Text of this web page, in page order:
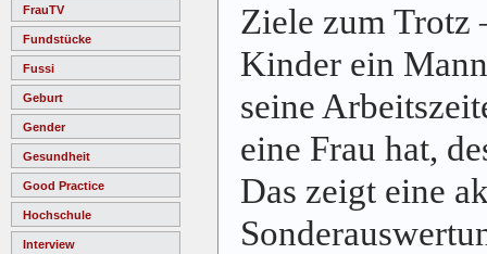
FrauTV
Fundstücke
Fussi
Geburt
Gender
Gesundheit
Good Practice
Hochschule
Interview
Ziele zum Trotz
Kinder ein
seine
eine Frau hat,
Das zeigt eine